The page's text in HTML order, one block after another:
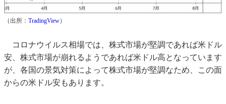
（出所： TradingView）
コロナウイルス相場では、株式市場が堅調であれば米ドル
安、株式市場が崩れるようであれば米ドル高となっています
が、各国の景気対策によって株式市場が堅調なため、この面
からの米ドル安もあります。